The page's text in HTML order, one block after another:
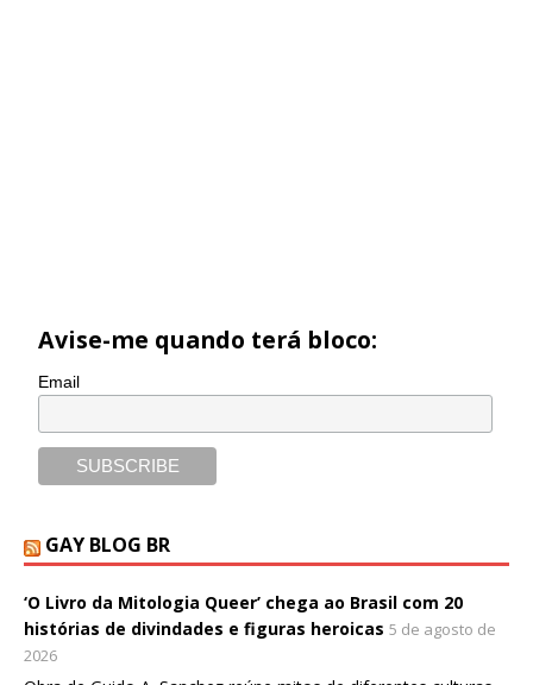
Avise-me quando terá bloco:
Email
GAY BLOG BR
‘O Livro da Mitologia Queer’ chega ao Brasil com 20
histórias de divindades e figuras heroicas 5 de agosto de
2026